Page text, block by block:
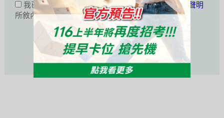
我已閱讀並同意接受公職王會員服務條款暨隱私權聲明
所敘內容。
活動未開始或已結束